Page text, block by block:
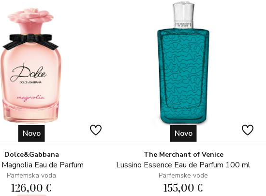
Novo
Dolce&Gabbana
Eau de Parfum
Parfemska voda
126,00 €
Novo
The Merchant of Venice
Lussino Essence Eau de Parfum 100 ml
Parfemske vode
155,00 €